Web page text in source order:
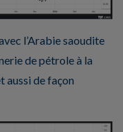
l’Arabie saoudite
de pétrole à la
aussi de façon